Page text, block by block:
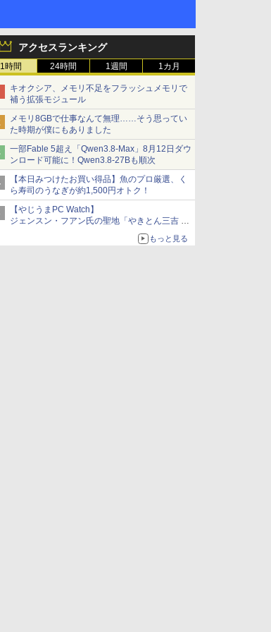
アクセスランキング
1時間 24時間 1週間 1カ月
キオクシア、メモリ不足をフラッシュメモリで
補う拡張モジュール
メモリ8GBで仕事なんて無理……そう思ってい
た時期が僕にもありました
一部Fable 5超え「Qwen3.8-Max」8月12日ダウ
ンロード可能に！Qwen3.8-27Bも順次
【本日みつけたお買い得品】魚のプロ厳選、く
ら寿司のうなぎが約1,500円オトク！
【やじうまPC Watch】
ジェンスン・フアン氏の聖地「やきとん三吉 神
田北口店」で「ご来店記念コース」を娘と堪能
～コース名を変更したのはNVIDIAに怒られたか
もっと見る